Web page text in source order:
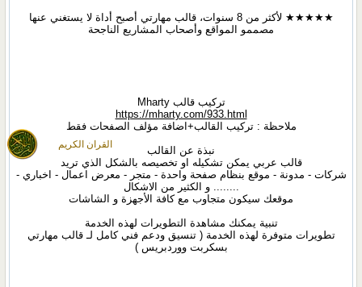
القران الكريم
★★★★★ لأكثر من 8 سنوات، قالب مهارتي أصبح أداة لا يستغني عنها
مصممو المواقع وأصحاب المشاريع الناجحة
تركيب قالب Mharty
https://mharty.com/933.html
ملاحظة : تركيب القالب+اضافة مؤلف الصفحات فقط
نبذة عن القالب
قالب عربي يمكن تشكيله او تخصيصه بالشكل الذي تريد
شركات - مدونة - موقع بنظام صفحة واحدة - متجر - معرض اعمال - اخباري -
........ و الكثير من الاشكال
موقعك سيكون متجاوب مع كافة الأجهزة و الشاشات
تنبية يمكنك مشاهدة التطويرات لهذه الخدمة
تطويرات متوفرة لهذه الخدمة ( تنسيق ودعم فني كامل لـ قالب مهارتي
بسكربت ووردبريس )